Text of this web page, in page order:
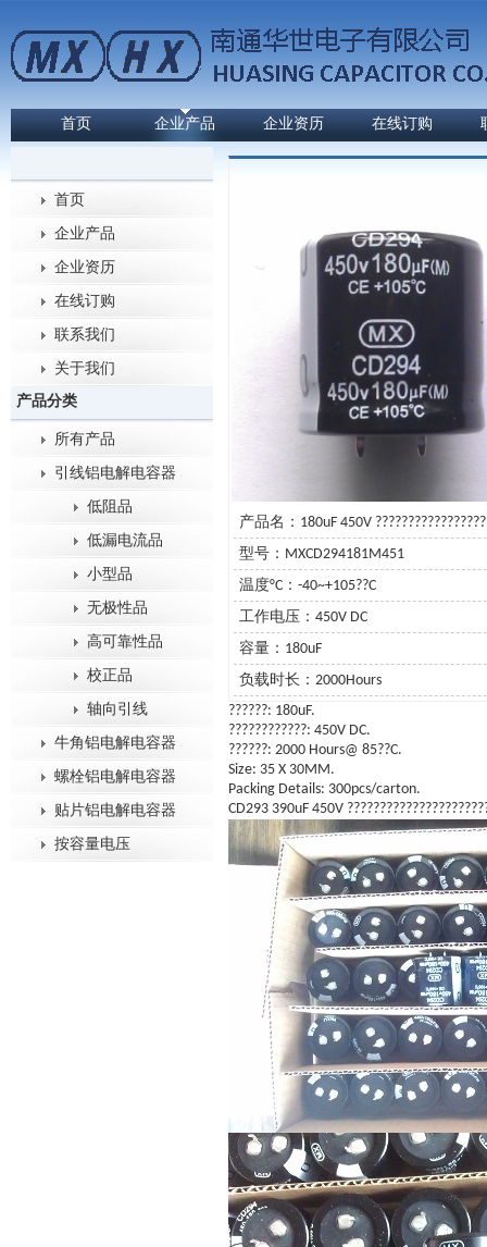
首页 企业产品 企业资历 在线订购
首页
企业产品
企业资历
在线订购
联系我们
关于我们
产品分类
所有产品
引线铝电解电容器
低阻品
低漏电流品
小型品
无极性品
高可靠性品
校正品
轴向引线
牛角铝电解电容器
螺栓铝电解电容器
贴片铝电解电容器
按容量电压
产品名：180uF 450V
型号：MXCD294181M451
温度°C：-40~+105??C
工作电压：450V DC
容量：180uF
负载时长：2000Hours
??????: 180uF.
????????????: 450V DC.
??????: 2000 Hours@ 85??C.
Size: 35 X 30MM.
Packing Details: 300pcs/carton.
CD293 390uF 450V